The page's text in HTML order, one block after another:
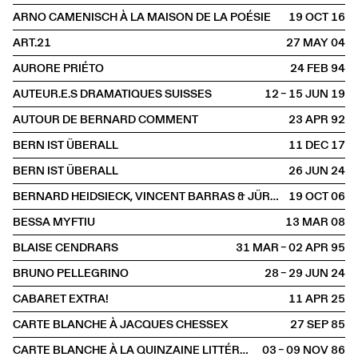
ARNO CAMENISCH À LA MAISON DE LA POÉSIE
19 OCT2016
ART.21
27 MAY2004
AURORE PRIÉTO
24 FEB1994
AUTEUR.E.S DRAMATIQUES SUISSES
12 – 15 JUN2019
AUTOUR DE BERNARD COMMENT
23 APR1992
BERN IST ÜBERALL
11 DEC2017
BERN IST ÜBERALL
26 JUN2024
BERNARD HEIDSIECK, VINCENT BARRAS & JÜRG HALTER
19 OCT2006
BESSA MYFTIU
13 MAR2008
BLAISE CENDRARS
31 MAR – 02 APR1995
BRUNO PELLEGRINO
28 – 29 JUN2024
CABARET EXTRA!
11 APR2025
CARTE BLANCHE À JACQUES CHESSEX
27 SEP1985
CARTE BLANCHE À LA QUINZAINE LITTÉRAIRE
03 – 09 NOV1986